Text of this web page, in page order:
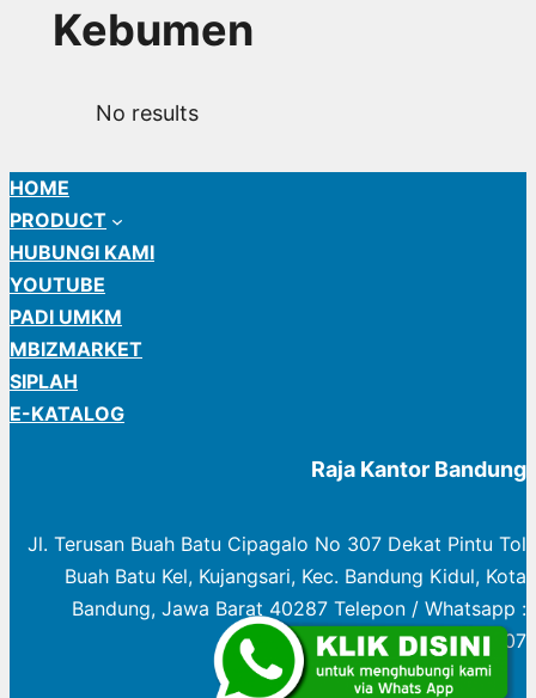
Kebumen
No results
HOME
PRODUCT
HUBUNGI KAMI
YOUTUBE
PADI UMKM
MBIZMARKET
SIPLAH
E-KATALOG
Raja Kantor Bandung
Jl. Terusan Buah Batu Cipagalo No 307 Dekat Pintu Tol
Buah Batu Kel, Kujangsari, Kec. Bandung Kidul, Kota
Bandung, Jawa Barat 40287 Telepon / Whatsapp :
0822 1003 0307